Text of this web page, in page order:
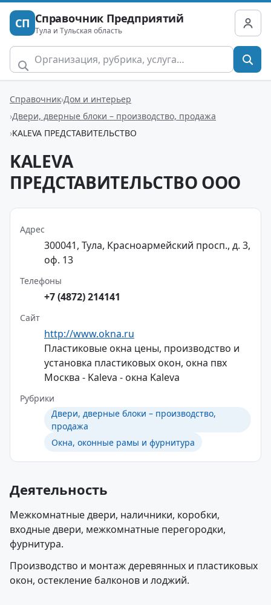
СП Справочник Предприятий
Тула и Тульская область
Справочник Дом и интерьер
Двери, дверные блоки – производство, продажа
KALEVA ПРЕДСТАВИТЕЛЬСТВО
KALEVA
ПРЕДСТАВИТЕЛЬСТВО ООО
Адрес
300041, Тула, Красноармейский просп., д. 3,
оф. 13
Телефоны
+7 (4872) 214141
Сайт
http://www.okna.ru
Пластиковые окна цены, производство и
установка пластиковых окон, окна пвх
Москва - Kaleva - окна Kaleva
Рубрики
Двери, дверные блоки – производство,
продажа
Окна, оконные рамы и фурнитура
Деятельность
Межкомнатные двери, наличники, коробки,
входные двери, межкомнатные перегородки,
фурнитура.
Производство и монтаж деревянных и пластиковых
окон, остекление балконов и лоджий.